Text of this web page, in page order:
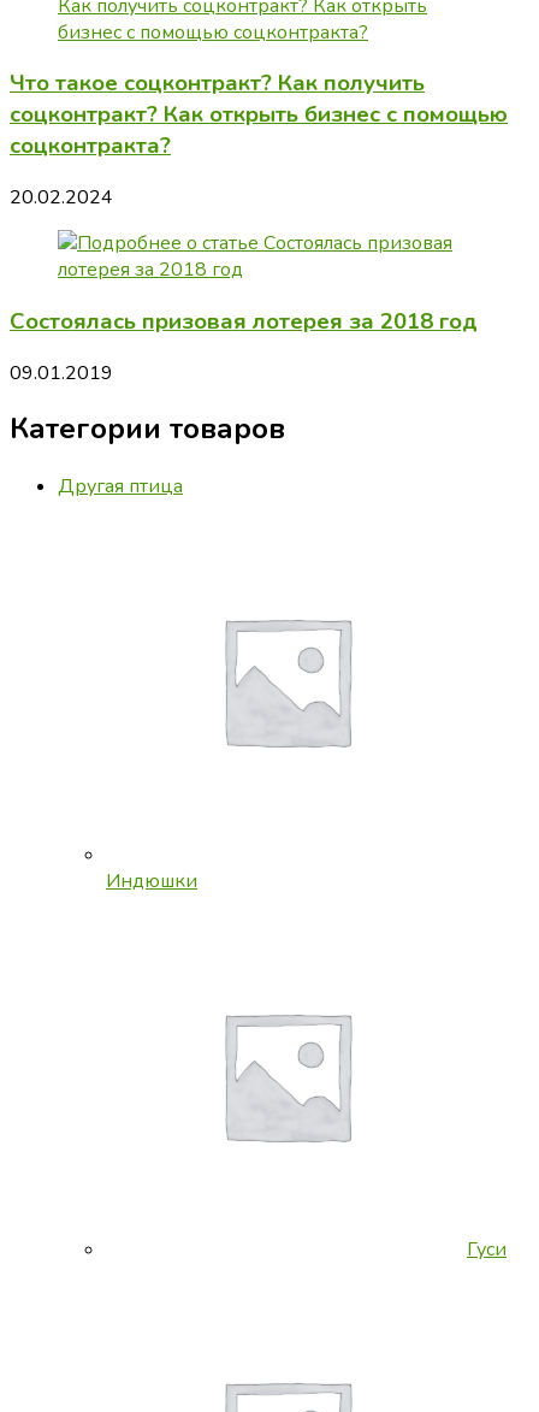
Что такое соцконтракт? Как получить
соцконтракт? Как открыть бизнес с помощью
соцконтракта?
20.02.2024
Состоялась призовая лотерея за 2018 год
09.01.2019
Категории товаров
Другая птица
Индюшки
Гуси